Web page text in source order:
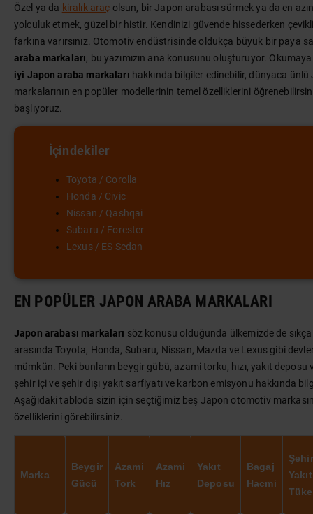
Özel ya da kiralık araç olsun, bir Japon arabası sürmek ya da en
yolculuk etmek, güzel bir histir. Kendinizi güvende hissederken
farkına varırsınız. Otomotiv endüstrisinde oldukça büyük bir paya
araba markaları, bu yazımızın ana konusunu oluşturuyor.
iyi Japon araba markaları hakkında bilgiler edinebilir, dünyaca
markalarının en popüler modellerinin temel özelliklerini
başlıyoruz.
İçindekiler
Toyota / Corolla
Honda / Civic
Nissan / Qashqai
Subaru / Forester
Lexus / ES Sedan
EN POPÜLER JAPON ARABA MARKALARI
Japon arabası markaları söz konusu olduğunda ülkemizde de
arasında Toyota, Honda, Subaru, Nissan, Mazda ve Lexus gibi
mümkün. Peki bunların beygir gübü, azami torku, hızı, yakıt deposu
şehir içi ve şehir dışı yakıt sarfiyatı ve karbon emisyonu hakkında
Aşağıdaki tabloda sizin için seçtiğimiz beş Japon otomotiv
özelliklerini görebilirsiniz.
Marka
Beygir
Gücü
Azami
Tork
Azami
Hız
Yakıt
Deposu
Bagaj
Hacmi
Yakıt